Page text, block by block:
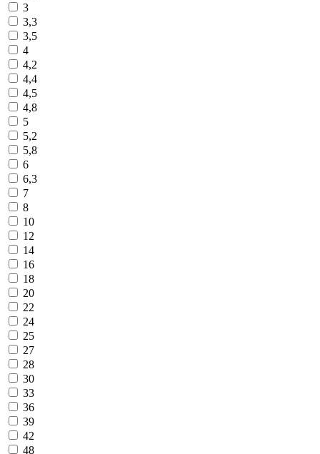
3
3,3
3,5
4
4,2
4,4
4,5
4,8
5
5,2
5,8
6
6,3
7
8
10
12
14
16
18
20
22
24
25
27
28
30
33
36
39
42
48